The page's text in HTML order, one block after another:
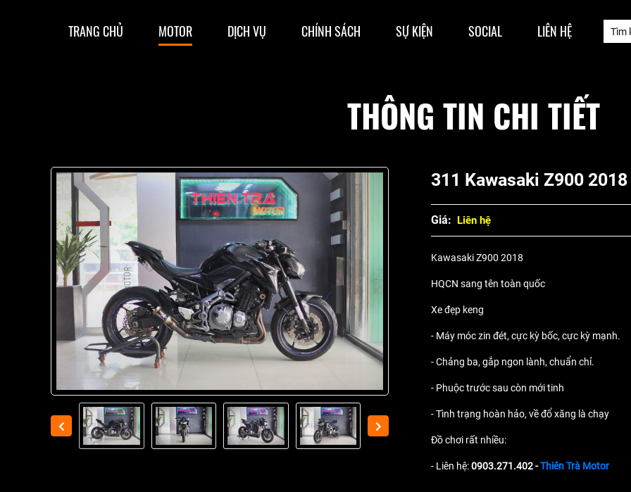
TRANG CHỦ MOTOR DỊCH VỤ CHÍNH SÁCH SỰ KIỆN SOCIAL LIÊN HỆ
THÔNG TIN CHI TIẾT
311 Kawasaki Z900 2018
Giá: Liên hệ
Kawasaki Z900 2018
HQCN sang tên toàn quốc
Xe đẹp keng
- Máy móc zin đét, cực kỳ bốc, cực kỳ mạnh.
- Chảng ba, gắp ngon lành, chuẩn chỉ.
- Phuộc trước sau còn mới tinh
- Tình trạng hoàn hảo, về đổ xăng là chạy
Đồ chơi rất nhiều:
- Liên hệ:0903.271.402 -Thiên Trà Motor